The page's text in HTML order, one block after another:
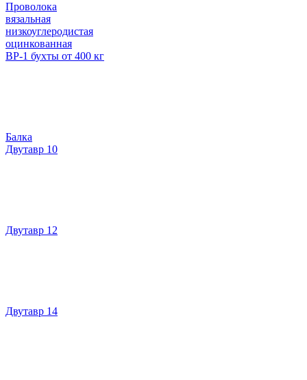
Проволока
вязальная
низкоуглеродистая
оцинкованная
ВР-1 бухты от 400 кг
Балка
Двутавр 10
Двутавр 12
Двутавр 14